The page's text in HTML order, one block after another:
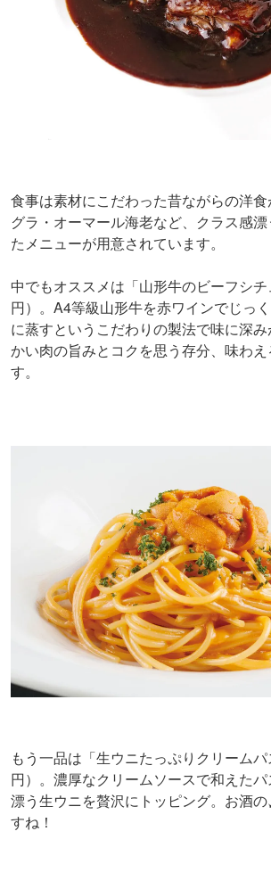
食事は素材にこだわった昔ながらの洋
グラ・オーマール海老など、クラス感
たメニューが用意されています。
中でもオススメは「山形牛のビーフシ
円）。A4等級山形牛を赤ワインでじっ
に蒸すというこだわりの製法で味に深
かい肉の旨みとコクを思う存分、味わ
す。
もう一品は「生ウニたっぷりクリーム
円）。濃厚なクリームソースで和えた
漂う生ウニを贅沢にトッピング。お酒
すね！